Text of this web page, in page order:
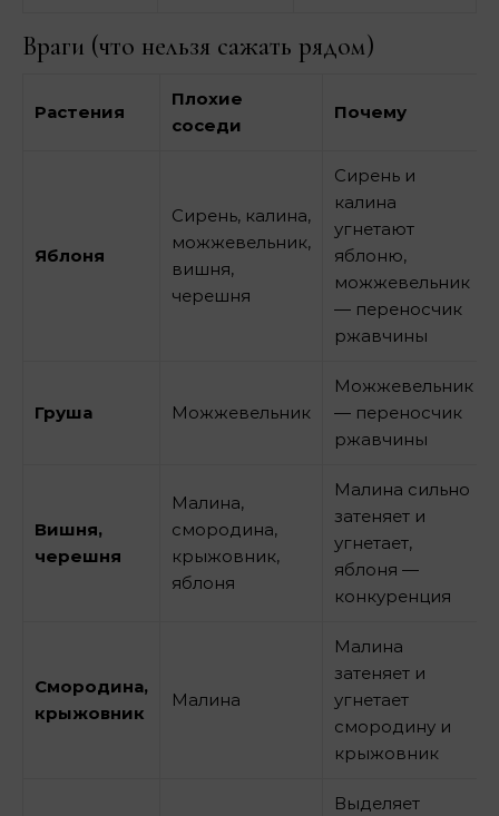
Враги (что нельзя сажать рядом)
Растения
Плохие
соседи
Почему
Яблоня
Сирень, калина,
можжевельник,
вишня,
черешня
Сирень и
калина
угнетают
яблоню,
можжевельник
— переносчик
ржавчины
Груша Можжевельник
Можжевельник
— переносчик
ржавчины
Вишня,
черешня
Малина,
смородина,
крыжовник,
яблоня
Малина сильно
затеняет и
угнетает,
яблоня —
конкуренция
Смородина,
крыжовник
Малина
Малина
затеняет и
угнетает
смородину и
крыжовник
Выделяет